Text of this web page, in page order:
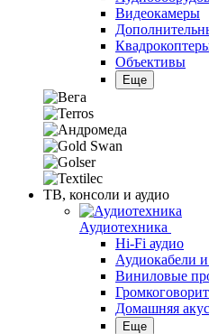
Видеокамеры
Объективы
Еще
ТВ, консоли и аудио
Аудиотехника
Hi-Fi аудио
Аудиокабели
Виниловые
Домашняя
Еще